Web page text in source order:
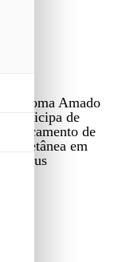
Paloma Amado
participa de
lançamento de
coletânea em
Ilhéus